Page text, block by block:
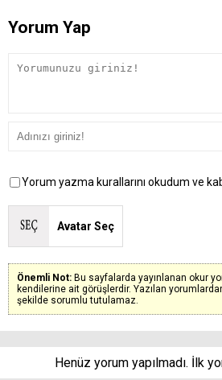
Yorum Yap
Yorum yazma kurallarını okudum ve
Avatar Seç
Önemli Not: Bu sayfalarda yayınlanan okur
kendilerine ait görüşlerdir. Yazılan
şekilde sorumlu tutulamaz.
Henüz yorum yapılmadı. İlk